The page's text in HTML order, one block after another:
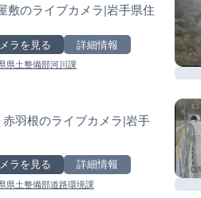
敷のライブカメラ|岩手県住
ラを見る 詳細情報
県土整備部河川課
赤羽根のライブカメラ|岩手
ラを見る 詳細情報
県土整備部道路環境課